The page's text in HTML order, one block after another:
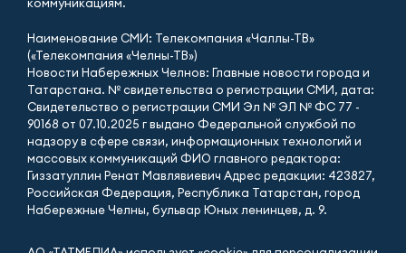
коммуникациям.
Наименование СМИ: Телекомпания «Чаллы-ТВ»
(«Телекомпания «Челны-ТВ»)
Новости Набережных Челнов: Главные новости города и
Татарстана. № свидетельства о регистрации СМИ, дата:
Свидетельство о регистрации СМИ Эл № ЭЛ № ФС 77 -
90168 от 07.10.2025 г выдано Федеральной службой по
надзору в сфере связи, информационных технологий и
массовых коммуникаций ФИО главного редактора:
Гиззатуллин Ренат Мавлявиевич Адрес редакции: 423827,
Российская Федерация, Республика Татарстан, город
Набережные Челны, бульвар Юных ленинцев, д. 9.